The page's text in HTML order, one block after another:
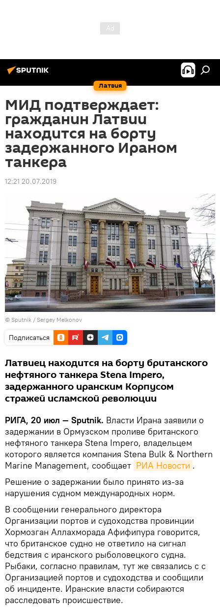
Латвия
МИД подтверждает:
гражданин Латвии
находится на борту
задержанного Ираном
танкера
12:21 20.07.2019
© Sputnik / Sergey Melkonov
Подписаться
Латвиец находится на борту британского
нефтяного танкера Stena Impero,
задержанного иранским Корпусом
стражей исламской революции
РИГА, 20 июл — Sputnik. Власти Ирана заявили о
задержании в Ормузском проливе британского
нефтяного танкера Stena Impero, владельцем
которого является компания Stena Bulk & Northern
Marine Management, сообщает РИА Новости .
Решение о задержании было принято из-за
нарушения судном международных норм.
В сообщении генерального директора
Организации портов и судоходства провинции
Хормозган Аллахморада Афифипура говорится,
что британское судно не ответило на сигнал
бедствия с иранского рыболовецкого судна.
Рыбаки, согласно правилам, тут же связались с с
Организацией портов и судоходства и сообщили
об инциденте. Иранские власти собираются
расследовать происшествие.